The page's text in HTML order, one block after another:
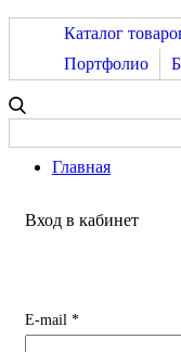
Каталог
Портфолио
Главная
Вход в кабинет
E-mail *